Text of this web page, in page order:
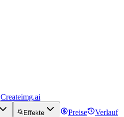
Createimg.ai
Effekte Preise Verlauf